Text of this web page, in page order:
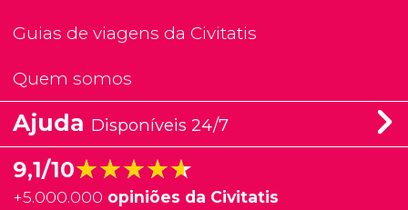
Guias de viagens da Civitatis
Quem somos
Ajuda Disponíveis 24/7
9,1/10★★★★★
★★★★★
+5.000.000 opiniões da Civitatis